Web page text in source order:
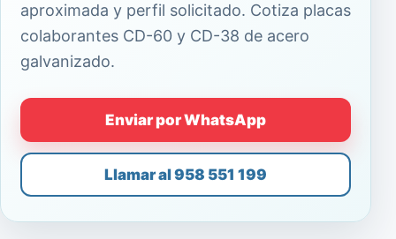
aproximada y perfil solicitado. Cotiza placas
colaborantes CD-60 y CD-38 de acero
galvanizado.
Enviar por WhatsApp
Llamar al 958 551 199